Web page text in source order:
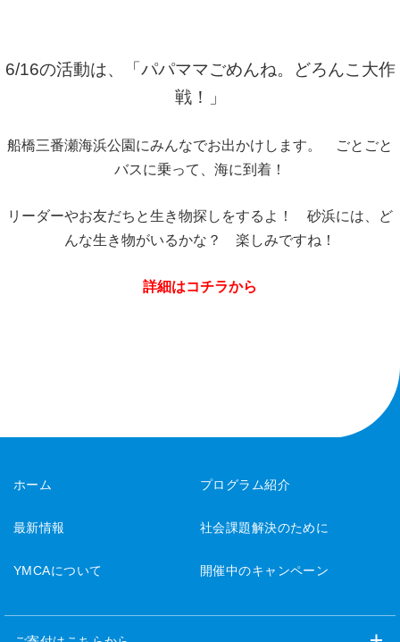
6/16の活動は、「パパママごめんね。どろんこ大作
戦！」
船橋三番瀬海浜公園にみんなでお出かけします。 ごとごと
バスに乗って、海に到着！
リーダーやお友だちと生き物探しをするよ！ 砂浜には、ど
んな生き物がいるかな？ 楽しみですね！
詳細はコチラから
ホーム
最新情報
YMCAについて
プログラム紹介
社会課題解決のために
開催中のキャンペーン